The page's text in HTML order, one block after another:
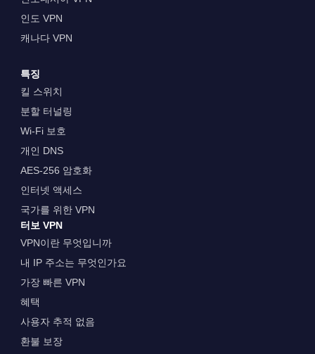
인도 VPN
캐나다 VPN
특징
킬 스위치
분할 터널링
Wi-Fi 보호
개인 DNS
AES-256 암호화
인터넷 액세스
국가를 위한 VPN
터보 VPN
VPN이란 무엇입니까
내 IP 주소는 무엇인가요
가장 빠른 VPN
혜택
사용자 추적 없음
환불 보장